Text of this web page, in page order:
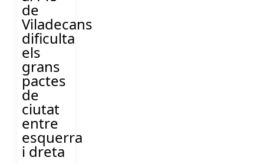
de
Viladecans
dificulta
els
grans
pactes
de
ciutat
entre
esquerra
i dreta